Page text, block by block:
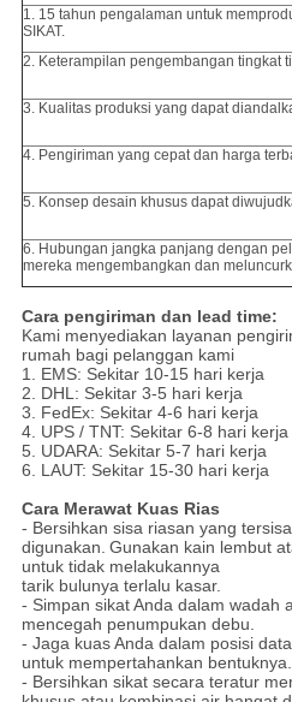
1. 15 tahun pengalaman untuk
SIKAT.
2. Keterampilan pengembangan tingkat
3. Kualitas produksi yang dapat
4. Pengiriman yang cepat dan harga
5. Konsep desain khusus dapat
6. Hubungan jangka panjang dengan
mereka mengembangkan dan
Cara pengiriman dan lead time:
Kami menyediakan layanan
rumah bagi pelanggan kami
1. EMS: Sekitar 10-15 hari kerja
2. DHL: Sekitar 3-5 hari kerja
3. FedEx: Sekitar 4-6 hari kerja
4. UPS / TNT: Sekitar 6-8 hari kerja
5. UDARA: Sekitar 5-7 hari kerja
6. LAUT: Sekitar 15-30 hari kerja
Cara Merawat Kuas Rias
- Bersihkan sisa riasan yang
digunakan. Gunakan kain lembut
untuk tidak melakukannya
tarik bulunya terlalu kasar.
- Simpan sikat Anda dalam wadah
mencegah penumpukan debu.
- Jaga kuas Anda dalam posisi
untuk mempertahankan bentuknya.
- Bersihkan sikat secara teratur